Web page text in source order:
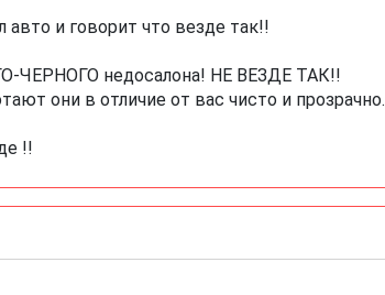
и говорит что везде так!!
ЧЕРНОГО недосалона! НЕ ВЕЗДЕ ТАК!!
они в отличие от вас чисто и прозрачно.
!!